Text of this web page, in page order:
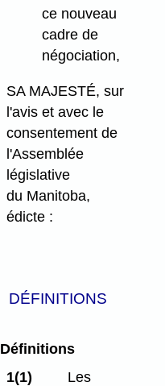
ce nouveau
cadre de
négociation,
SA MAJESTÉ, sur
l'avis et avec le
consentement de
l'Assemblée
législative
du Manitoba,
édicte :
DÉFINITIONS
Définitions
1(1)
Les